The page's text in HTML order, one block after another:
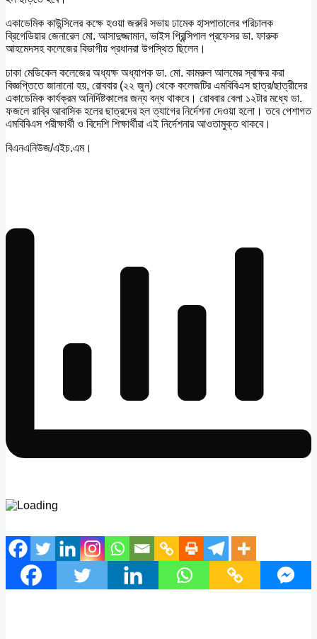
একাডেমিক কাউন্সিলের কক্ষে হওয়া জরুরি সভায় ঢামেক হাসপাতালের পরিচালক
ব্রিগেডিয়ার জেনারেল মো. আসাদুজ্জামান, ভাইস প্রিন্সিপাল প্রফেসর ডা. ফারুক
আহমেদসহ কলেজের বিভাগীয় প্রধানরা উপস্থিত ছিলেন।
ঢাকা মেডিকেল কলেজের অধ্যক্ষ অধ্যাপক ডা. মো. কামরুল আলমের স্বাক্ষর করা
বিজ্ঞপ্তিতে জানানো হয়, রোববার (২২ জুন) থেকে কলেজটির এমবিবিএস ছাত্র/ছাত্রীদের
একাডেমিক কার্যক্রম অনির্দিষ্টকালের জন্য বন্ধ থাকবে। রোববার বেলা ১২টার মধ্যে ডা.
ফজলে রাব্বি আবাসিক হলের ছাত্রদের হল ত্যাগের নির্দেশনা দেওয়া হলো। তবে পেশাগত
এমবিবিএস পরীক্ষার্থী ও বিদেশি শিক্ষার্থীরা এই নির্দেশনার আওতামুক্ত থাকবে।
বিএনএনিউজ/এইচ.এম।